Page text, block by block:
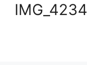
IMG_4234